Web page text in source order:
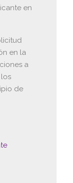
en
en la
a
de